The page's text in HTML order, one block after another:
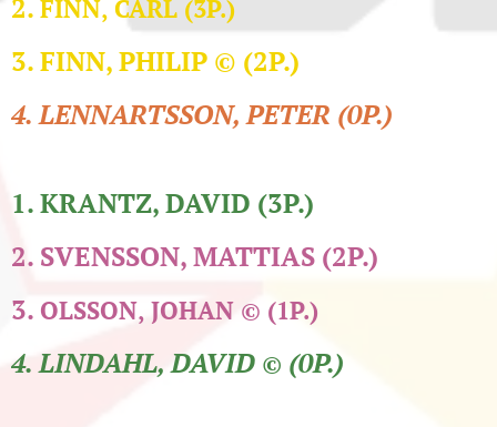
2. FINN, CARL (3P.)
3.FINN, PHILIP © (2P.)
4. LENNARTSSON, PETER (0P.)
1. KRANTZ, DAVID (3P.)
2. SVENSSON, MATTIAS (2P.)
3. OLSSON, JOHAN © (1P.)
4. LINDAHL, DAVID © (0P.)